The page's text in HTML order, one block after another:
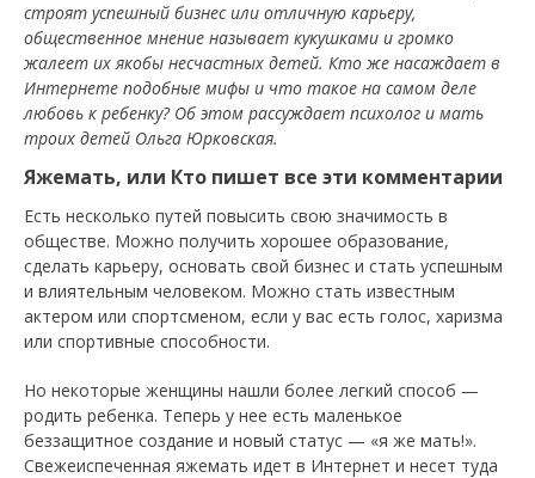
строят успешный бизнес или отличную карьеру,
общественное мнение называет кукушками и громко
жалеет их якобы несчастных детей. Кто же насаждает в
Интернете подобные мифы и что такое на самом деле
любовь к ребенку? Об этом рассуждает психолог и мать
троих детей Ольга Юрковская.
Яжемать, или Кто пишет все эти комментарии
Есть несколько путей повысить свою значимость в
обществе. Можно получить хорошее образование,
сделать карьеру, основать свой бизнес и стать успешным
и влиятельным человеком. Можно стать известным
актером или спортсменом, если у вас есть голос, харизма
или спортивные способности.
Но некоторые женщины нашли более легкий способ —
родить ребенка. Теперь у нее есть маленькое
беззащитное создание и новый статус — «я же мать!».
Свежеиспеченная яжемать идет в Интернет и несет туда